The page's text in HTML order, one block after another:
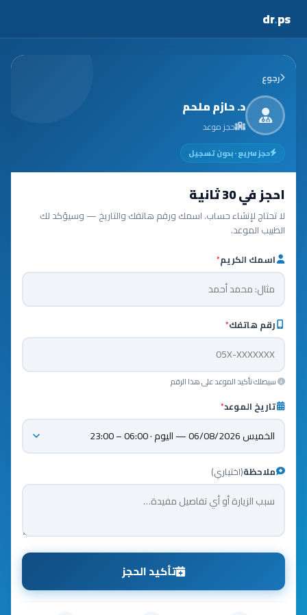
dr.ps
رجوع
د. حازم ملحم
حجز موعد
حجز سريع · بدون تسجيل
احجز في 30 ثانية
لا تحتاج لإنشاء حساب. اسمك ورقم هاتفك والتاريخ — وسيؤكد لك
الطبيب الموعد.
اسمك الكريم*
رقم هاتفك*
سيصلك تأكيد الموعد على هذا الرقم
تاريخ الموعد*
ملاحظة(اختياري)
تأكيد الحجز